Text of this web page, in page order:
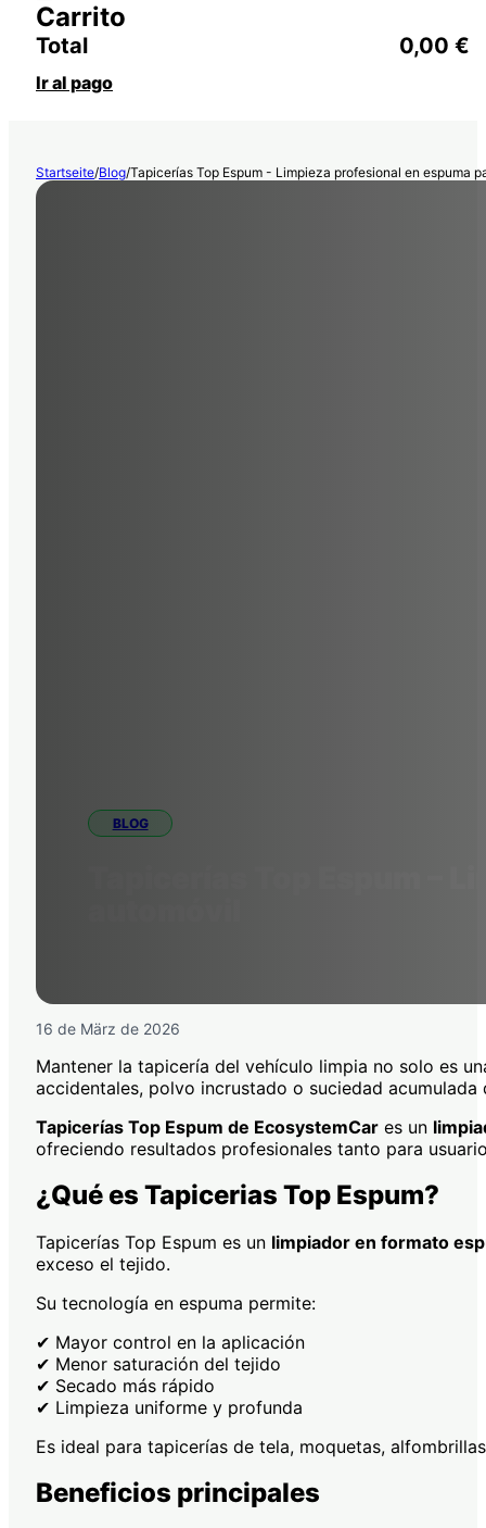
Carrito
Total 0,00 €
Ir al pago
Startseite/Blog/Tapicerías Top Espum - Limpieza profesional en espuma
BLOG
16 de März de 2026
Mantener la tapicería del vehículo limpia no solo es
accidentales, polvo incrustado o suciedad
Tapicerías Top Espum de EcosystemCar es un
ofreciendo resultados profesionales tanto para
¿Qué es Tapicerias Top Espum?
Tapicerías Top Espum es un limpiador en formato
exceso el tejido.
Su tecnología en espuma permite:
✔ Mayor control en la aplicación
✔ Menor saturación del tejido
✔ Secado más rápido
✔ Limpieza uniforme y profunda
Es ideal para tapicerías de tela, moquetas,
Beneficios principales